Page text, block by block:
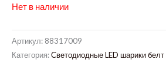
Нет в наличии
Артикул: 88317009
Категория:Светодиодные LED шарики